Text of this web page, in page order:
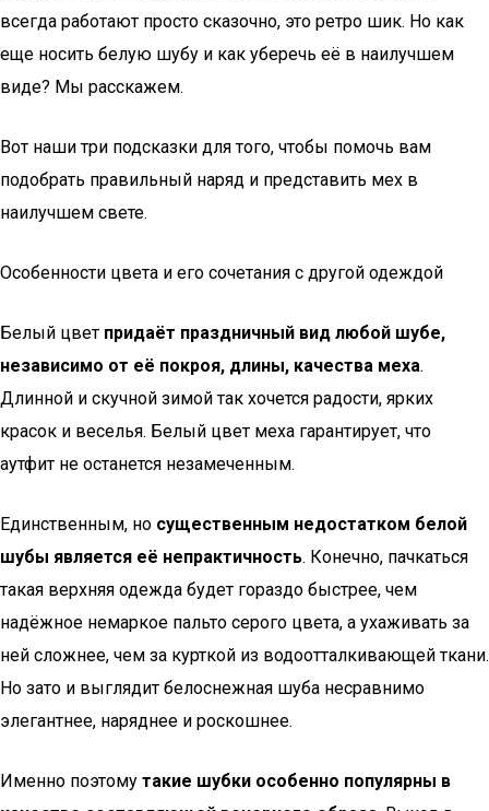
всегда работают просто сказочно, это ретро шик. Но как
еще носить белую шубу и как уберечь её в наилучшем
виде? Мы расскажем.
Вот наши три подсказки для того, чтобы помочь вам
подобрать правильный наряд и представить мех в
наилучшем свете.
Особенности цвета и его сочетания с другой одеждой
Белый цвет придаёт праздничный вид любой шубе,
независимо от её покроя, длины, качества меха.
Длинной и скучной зимой так хочется радости, ярких
красок и веселья. Белый цвет меха гарантирует, что
аутфит не останется незамеченным.
Единственным, но существенным недостатком белой
шубы является её непрактичность. Конечно, пачкаться
такая верхняя одежда будет гораздо быстрее, чем
надёжное немаркое пальто серого цвета, а ухаживать за
ней сложнее, чем за курткой из водоотталкивающей ткани.
Но зато и выглядит белоснежная шуба несравнимо
элегантнее, наряднее и роскошнее.
Именно поэтому такие шубки особенно популярны в